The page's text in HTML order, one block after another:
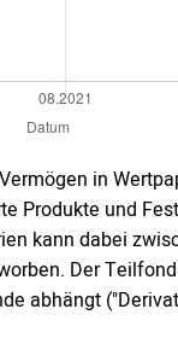
in
Produkte und
kann dabei
Der
abhängt